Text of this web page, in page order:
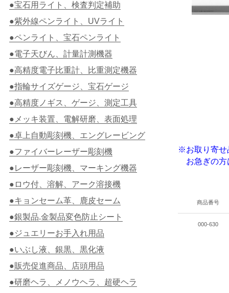
※お取り寄せ
お急ぎの方
商品番号
000-630
●宝石用ライト、検査判定補助
●紫外線ペンライト、UVライト
●ペンライト、宝石ペンライト
●電子天びん、計量計測機器
●高精度電子比重計、比重測定機器
●指輪サイズゲージ、宝石ゲージ
●高精度ノギス、ゲージ、測定工具
●メッキ装置、電解研磨、表面処理
●卓上自動彫刻機、エングレービング
●ファイバーレーザー彫刻機
●レーザー彫刻機、マーキング機器
●ロウ付、溶解、アーク溶接機
●キョンセーム革、鹿皮セーム
●銀製品.金製品変色防止シート
●ジュエリーお手入れ用品
●いぶし液、銀黒、黒化液
●販売促進商品、店頭用品
●研磨ヘラ、メノウヘラ、超硬ヘラ